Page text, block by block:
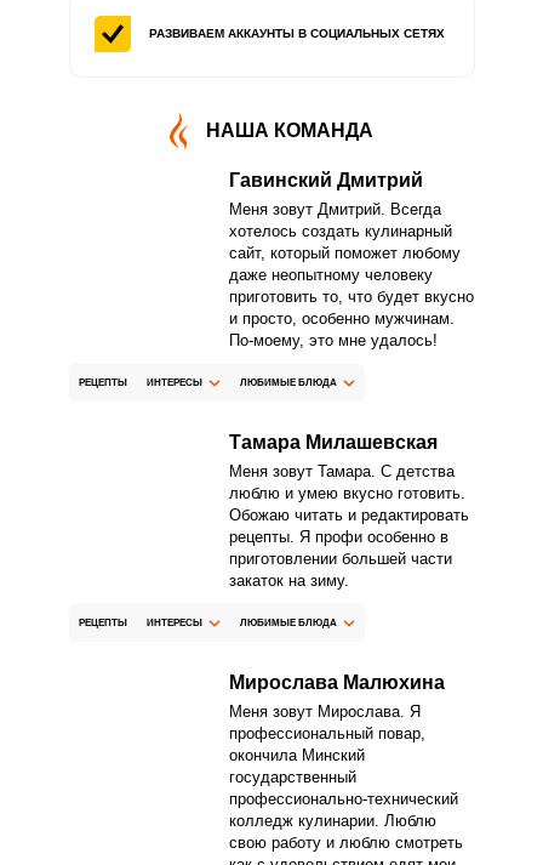
РАЗВИВАЕМ АККАУНТЫ В СОЦИАЛЬНЫХ СЕТЯХ
НАША КОМАНДА
Гавинский Дмитрий
Меня зовут Дмитрий. Всегда
хотелось создать кулинарный
сайт, который поможет любому
даже неопытному человеку
приготовить то, что будет вкусно
и просто, особенно мужчинам.
По-моему, это мне удалось!
РЕЦЕПТЫ ИНТЕРЕСЫ ЛЮБИМЫЕ БЛЮДА
Тамара Милашевская
Меня зовут Тамара. С детства
люблю и умею вкусно готовить.
Обожаю читать и редактировать
рецепты. Я профи особенно в
приготовлении большей части
закаток на зиму.
РЕЦЕПТЫ ИНТЕРЕСЫ ЛЮБИМЫЕ БЛЮДА
Мирослава Малюхина
Меня зовут Мирослава. Я
профессиональный повар,
окончила Минский
государственный
профессионально-технический
колледж кулинарии. Люблю
свою работу и люблю смотреть
РЕГИСТРАЦИЯ
Войдите
с помощью социальных сетей:
Запомнить меня
Забыли пароль?